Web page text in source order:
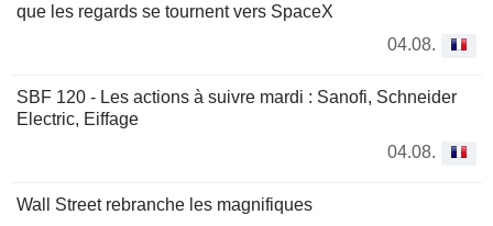
que les regards se tournent vers SpaceX
04.08.
SBF 120 - Les actions à suivre mardi : Sanofi, Schneider
Electric, Eiffage
04.08.
Wall Street rebranche les magnifiques